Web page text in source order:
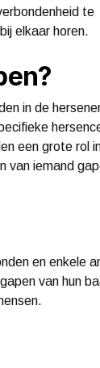
te
elkaar horen.
in de
een grote rol
van iemand
en enkele
van hun